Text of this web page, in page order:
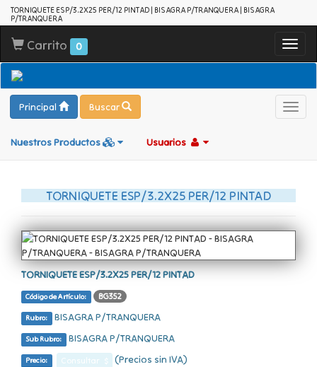
TORNIQUETE ESP/3.2X25 PER/12 PINTAD | BISAGRA P/TRANQUERA | BISAGRA
P/TRANQUERA
Carrito 0
Principal Buscar
Nuestros Productos Usuarios
TORNIQUETE ESP/3.2X25 PER/12 PINTAD
TORNIQUETE ESP/3.2X25 PER/12 PINTAD
Código de Artículo: BG352
Rubro: BISAGRA P/TRANQUERA
Sub Rubro: BISAGRA P/TRANQUERA
Precio: Consultar $ (Precios sin IVA)